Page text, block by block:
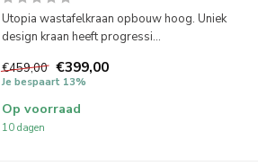
Utopia wastafelkraan opbouw hoog. Uniek
design kraan heeft progressi...
€459,00 €399,00
Je bespaart 13%
Op voorraad
10 dagen